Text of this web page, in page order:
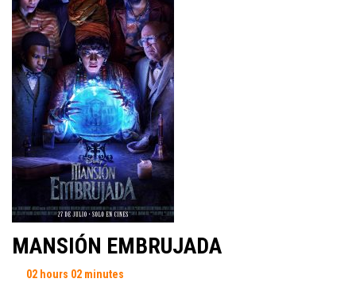
MANSIÓN EMBRUJADA
02 hours 02 minutes